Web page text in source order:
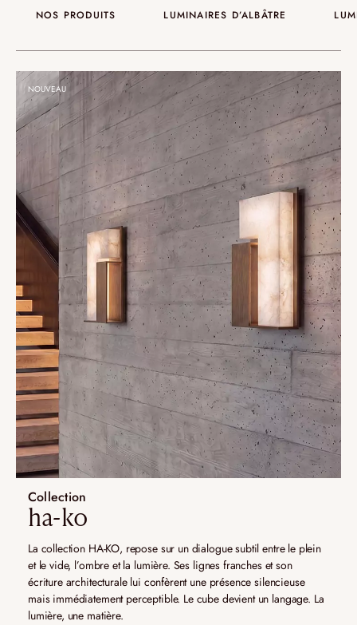
NOS PRODUITS LUMINAIRES D’ALBÂTRE
NOUVEAU
Collection
ha-ko
La collection HA-KO, repose sur un dialogue subtil entre le plein
et le vide, l’ombre et la lumière. Ses lignes franches et son
écriture architecturale lui confèrent une présence silencieuse
mais immédiatement perceptible. Le cube devient un langage. La
lumière, une matière.